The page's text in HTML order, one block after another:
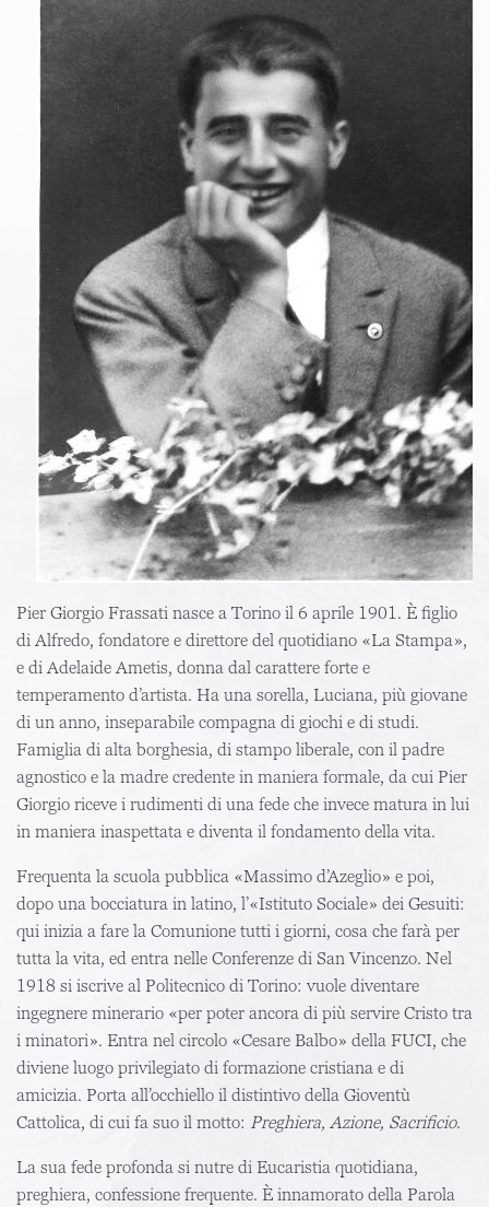
Pier Giorgio Frassati nasce a Torino il 6 aprile 1901. È figlio
di Alfredo, fondatore e direttore del quotidiano «La Stampa»,
e di Adelaide Ametis, donna dal carattere forte e
temperamento d’artista. Ha una sorella, Luciana, più giovane
di un anno, inseparabile compagna di giochi e di studi.
Famiglia di alta borghesia, di stampo liberale, con il padre
agnostico e la madre credente in maniera formale, da cui Pier
Giorgio riceve i rudimenti di una fede che invece matura in lui
in maniera inaspettata e diventa il fondamento della vita.
Frequenta la scuola pubblica «Massimo d’Azeglio» e poi,
dopo una bocciatura in latino, l’«Istituto Sociale» dei Gesuiti:
qui inizia a fare la Comunione tutti i giorni, cosa che farà per
tutta la vita, ed entra nelle Conferenze di San Vincenzo. Nel
1918 si iscrive al Politecnico di Torino: vuole diventare
ingegnere minerario «per poter ancora di più servire Cristo tra
i minatori». Entra nel circolo «Cesare Balbo» della FUCI, che
diviene luogo privilegiato di formazione cristiana e di
amicizia. Porta all’occhiello il distintivo della Gioventù
Cattolica, di cui fa suo il motto: Preghiera, Azione, Sacrificio.
La sua fede profonda si nutre di Eucaristia quotidiana,
preghiera, confessione frequente. È innamorato della Parola